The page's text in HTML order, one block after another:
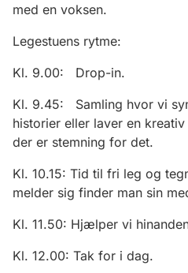
med en voksen.
Legestuens rytme:
Kl. 9.00: Drop-in.
Kl. 9.45: Samling hvor vi
historier eller laver en
der er stemning for det.
Kl. 10.15: Tid til fri leg og
melder sig finder man sin
Kl. 11.50: Hjælper vi
Kl. 12.00: Tak for i dag.